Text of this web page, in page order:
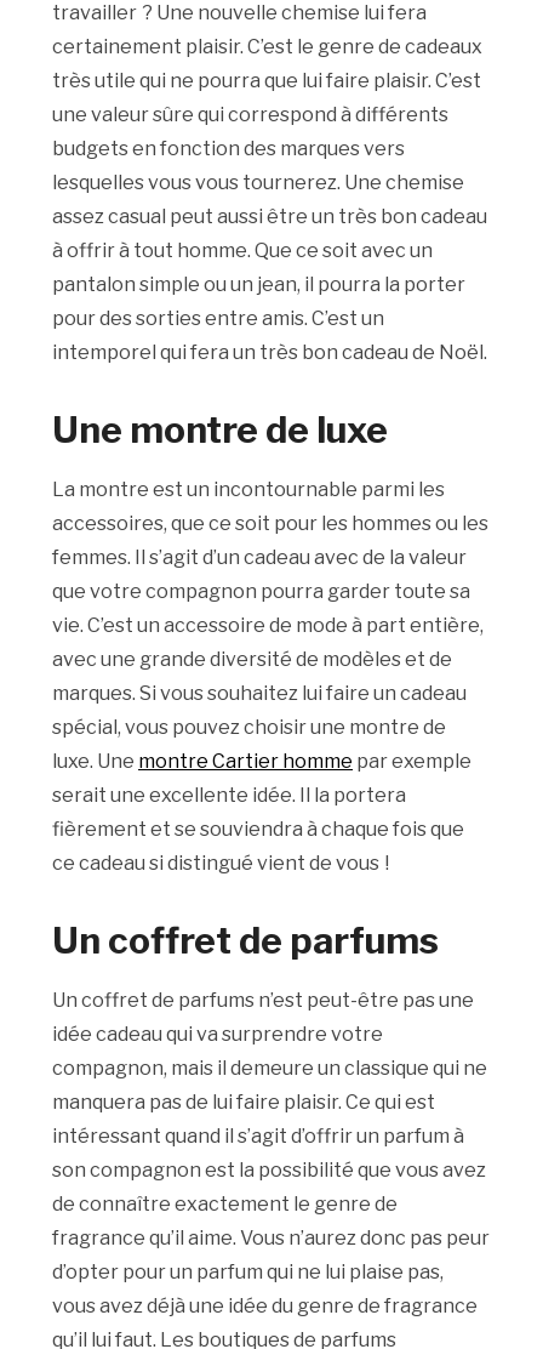
travailler ? Une nouvelle chemise lui fera
certainement plaisir. C’est le genre de cadeaux
très utile qui ne pourra que lui faire plaisir. C’est
une valeur sûre qui correspond à différents
budgets en fonction des marques vers
lesquelles vous vous tournerez. Une chemise
assez casual peut aussi être un très bon cadeau
à offrir à tout homme. Que ce soit avec un
pantalon simple ou un jean, il pourra la porter
pour des sorties entre amis. C’est un
intemporel qui fera un très bon cadeau de Noël.
Une montre de luxe
La montre est un incontournable parmi les
accessoires, que ce soit pour les hommes ou les
femmes. Il s’agit d’un cadeau avec de la valeur
que votre compagnon pourra garder toute sa
vie. C’est un accessoire de mode à part entière,
avec une grande diversité de modèles et de
marques. Si vous souhaitez lui faire un cadeau
spécial, vous pouvez choisir une montre de
luxe. Une montre Cartier homme par exemple
serait une excellente idée. Il la portera
fièrement et se souviendra à chaque fois que
ce cadeau si distingué vient de vous !
Un coffret de parfums
Un coffret de parfums n’est peut-être pas une
idée cadeau qui va surprendre votre
compagnon, mais il demeure un classique qui ne
manquera pas de lui faire plaisir. Ce qui est
intéressant quand il s’agit d’offrir un parfum à
son compagnon est la possibilité que vous avez
de connaître exactement le genre de
fragrance qu’il aime. Vous n’aurez donc pas peur
d’opter pour un parfum qui ne lui plaise pas,
vous avez déjà une idée du genre de fragrance
qu’il lui faut. Les boutiques de parfums